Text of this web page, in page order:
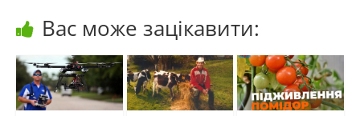
Вас може зацікавити: